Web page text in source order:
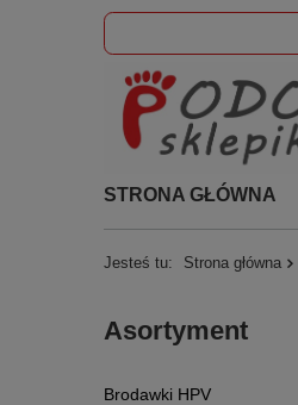
STRONA GŁÓWNA
Jesteś tu: Strona główna
Asortyment
Brodawki HPV